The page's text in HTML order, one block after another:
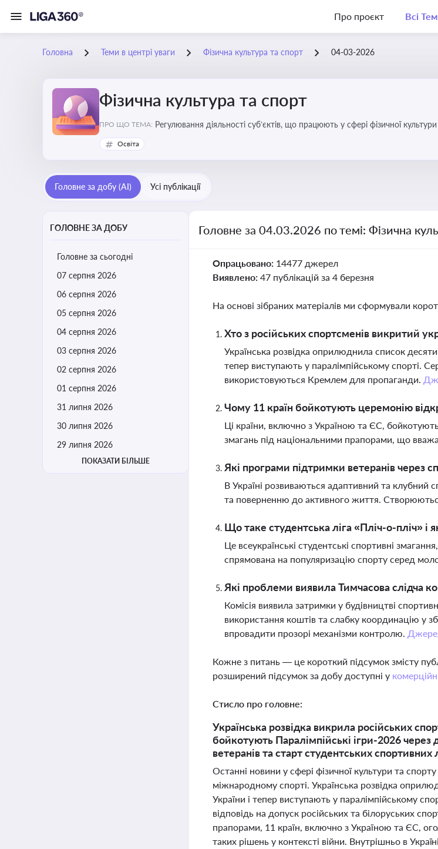
Про проєкт Всі
Головна Теми в центрі уваги Фізична культура та спорт 04-03-2026
Фізична культура та спорт
ПРО ЩО ТЕМА: Регулювання діяльності суб’єктів, що працюють у сфері фізичної
Освіта
Головне за добу (AI) Усі публікації
ГОЛОВНЕ ЗА ДОБУ
Головне за сьогодні
07 серпня 2026
06 серпня 2026
05 серпня 2026
04 серпня 2026
03 серпня 2026
02 серпня 2026
01 серпня 2026
31 липня 2026
30 липня 2026
29 липня 2026
ПОКАЗАТИ БІЛЬШЕ
Головне за 04.03.2026 по темі: Фізична
Опрацьовано: 14477 джерел
Виявлено: 47 публікацій за 4 березня
На основі зібраних матеріалів ми сформували
Хто з російських спортсменів викритий
Українська розвідка оприлюднила список десяти
тепер виступають у паралімпійському спорті.
використовуються Кремлем для пропаганди.
Чому 11 країн бойкотують церемонію
Ці країни, включно з Україною та ЄС,
змагань під національними прапорами, що
Які програми підтримки ветеранів через
В Україні розвиваються адаптивний та клубний
та поверненню до активного життя.
Що таке студентська ліга «Пліч-о-пліч» і
Це всеукраїнські студентські спортивні
спрямована на популяризацію спорту серед
Які проблеми виявила Тимчасова слідча
Комісія виявила затримки у будівництві
використання коштів та слабку координацію у
впровадити прозорі механізми контролю.
Кожне з питань — це короткий підсумок змісту
розширений підсумок за добу доступні у
Стисло про головне:
Українська розвідка викрила російських
бойкотують Паралімпійські ігри-2026 через
ветеранів та старт студентських спортивних
Останні новини у сфері фізичної культури та
міжнародному спорті. Українська розвідка
України і тепер виступають у паралімпійському
відповідь на допуск російських та білоруських
прапорами, 11 країн, включно з Україною та ЄС,
таких рішень у контексті війни. Внутрішньо в